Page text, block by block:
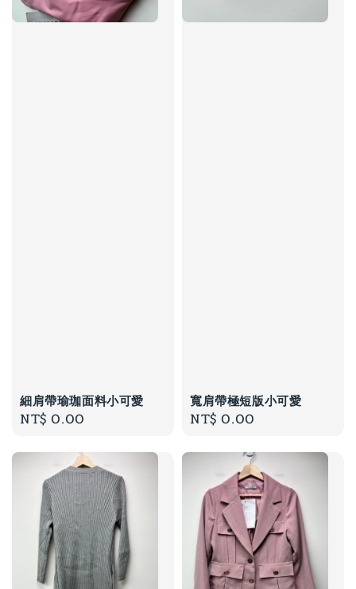
細肩帶瑜珈面料小可愛
Regular
NT$ 0.00
寬肩帶極短版小可愛
Regular
NT$ 0.00